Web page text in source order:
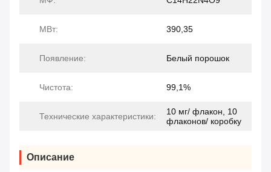
МВт: 390,35
Появление: Белый порошок
Чистота: 99,1%
Технические характеристики:
10 мг/ флакон, 10
флаконов/ коробку
Описание